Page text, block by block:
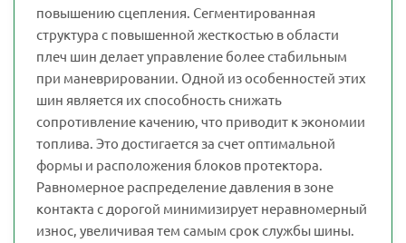
повышению сцепления. Сегментированная
структура с повышенной жесткостью в области
плеч шин делает управление более стабильным
при маневрировании. Одной из особенностей этих
шин является их способность снижать
сопротивление качению, что приводит к экономии
топлива. Это достигается за счет оптимальной
формы и расположения блоков протектора.
Равномерное распределение давления в зоне
контакта с дорогой минимизирует неравномерный
износ, увеличивая тем самым срок службы шины.